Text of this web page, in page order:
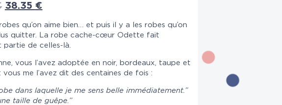
38.35 €
qu’on aime bien… et puis il y a les robes qu’on
quitter. La robe cache-cœur Odette fait
partie de celles-là.
vous l’avez adoptée en noir, bordeaux, taupe et
vous me l’avez dit des centaines de fois :
dans laquelle je me sens belle immédiatement.”
taille de guêpe.”